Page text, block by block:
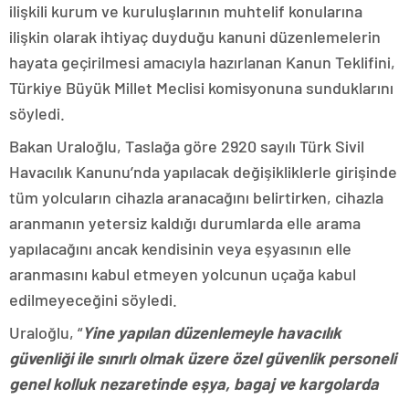
ilişkili kurum ve kuruluşlarının muhtelif konularına
ilişkin olarak ihtiyaç duyduğu kanuni düzenlemelerin
hayata geçirilmesi amacıyla hazırlanan Kanun Teklifini,
Türkiye Büyük Millet Meclisi komisyonuna sunduklarını
söyledi.
Bakan Uraloğlu, Taslağa göre 2920 sayılı Türk Sivil
Havacılık Kanunu’nda yapılacak değişikliklerle girişinde
tüm yolcuların cihazla aranacağını belirtirken, cihazla
aranmanın yetersiz kaldığı durumlarda elle arama
yapılacağını ancak kendisinin veya eşyasının elle
aranmasını kabul etmeyen yolcunun uçağa kabul
edilmeyeceğini söyledi.
Uraloğlu, “Yine yapılan düzenlemeyle havacılık
güvenliği ile sınırlı olmak üzere özel güvenlik personeli
genel kolluk nezaretinde eşya, bagaj ve kargolarda